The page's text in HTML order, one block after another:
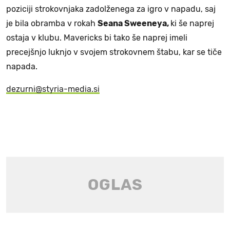
poziciji strokovnjaka zadolženega za igro v napadu, saj
je bila obramba v rokah Seana Sweeneya, ki še naprej
ostaja v klubu. Mavericks bi tako še naprej imeli
precejšnjo luknjo v svojem strokovnem štabu, kar se tiče
napada.
dezurni@styria-media.si